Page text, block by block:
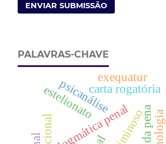
ENVIAR SUBMISSÃO
PALAVRAS-CHAVE
dogmática penal
criminoso
psicanálisecarta rogatória
exequatur
estelionato